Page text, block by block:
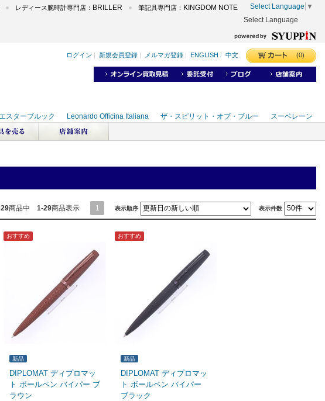
レディース腕時計専門店： BRILLER 筆記具専門店： KINGDOM NOTE Select Language ▼
Select Language
29商品中 1-29商品表示 1 表示順序 表示件数
新品
おすすめ
DIPLOMAT ディプロマッ
ト ボールペン バイパー ブ
ラウン
新品
おすすめ
DIPLOMAT ディプロマッ
ト ボールペン バイパー
ブラック